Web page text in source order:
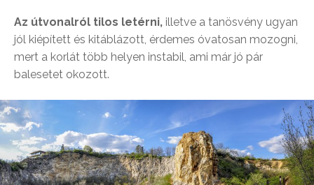
Az útvonalról tilos letérni, illetve a tanösvény ugyan
jól kiépített és kitáblázott, érdemes óvatosan mozogni,
mert a korlát több helyen instabil, ami már jó pár
balesetet okozott.